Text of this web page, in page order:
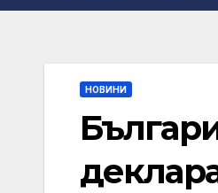
НОВИНИ